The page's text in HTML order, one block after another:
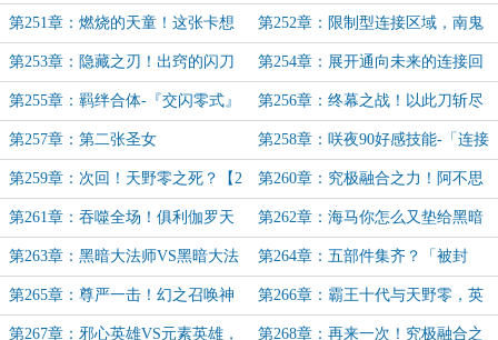
的秘密【3合1】 【2合1】
第251章：燃烧的天童！这张卡想
去你那边【5K】
第252章：限制型连接区域，南鬼
院雪姬【3合1】
第253章：隐藏之刃！出窍的闪刀
【3合1】
第254章：展开通向未来的连接回
路【2合1】
第255章：羁绊合体-『交闪零式』
【3合1加更】
第256章：终幕之战！以此刀斩尽
烈火【加更】
第257章：第二张圣女 第258章：咲夜90好感技能-「连接
未来的究极回路」【3合1】
第259章：次回！天野零之死？【2
合1】
第260章：究极融合之力！阿不思
的落胤【4合1】
第261章：吞噬全场！俱利伽罗天
童【加更】
第262章：海马你怎么又垫给黑暗
大法师了？【2合1】
第263章：黑暗大法师VS黑暗大法
师，意义不明的卡牌【3合1】
第264章：五部件集齐？「被封
印」的究极融合！【加更】
第265章：尊严一击！幻之召唤神
VS究极封印神
第266章：霸王十代与天野零，英
雄的诀别【2合1】
第267章：邪心英雄VS元素英雄， 第268章：再来一次！究极融合之